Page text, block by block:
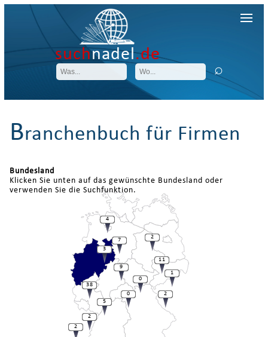
suchnadel.de
Branchenbuch für Firmen
Bundesland
Klicken Sie unten auf das gewünschte Bundesland oder
verwenden Sie die Suchfunktion.
2
1
38
11
0
2
7
4
3
9
2
5
2
0